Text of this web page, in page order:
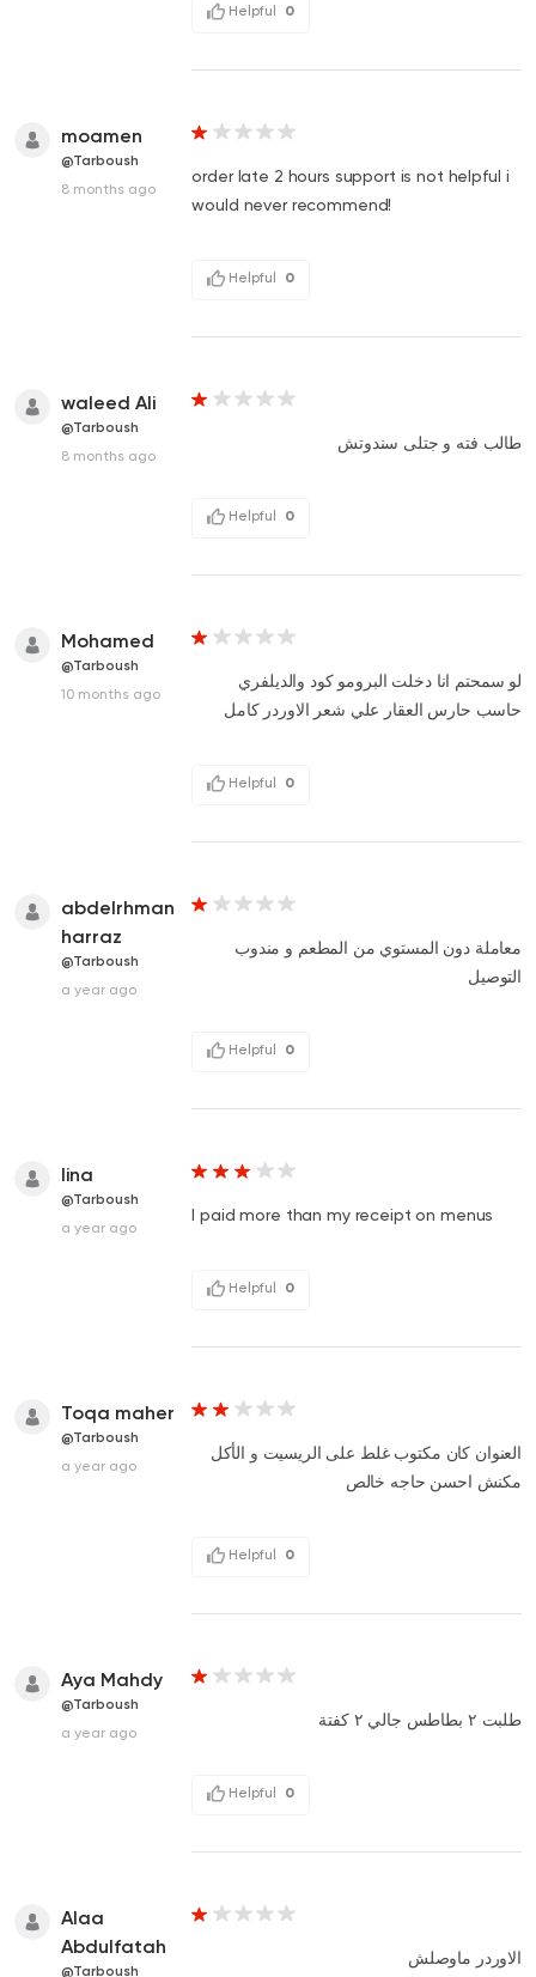
Helpful 0
moamen
@Tarboush
8 months ago
order late 2 hours support is not helpful i
would never recommend!
Helpful 0
waleed Ali
@Tarboush
8 months ago
طالب فته و جتلى سندوتش
Helpful 0
Mohamed
@Tarboush
10 months ago
لو سمحتم انا دخلت البرومو كود والديلفري
حاسب حارس العقار علي شعر الاوردر كامل
Helpful 0
abdelrhman
harraz
@Tarboush
a year ago
معاملة دون المستوي من المطعم و مندوب
التوصيل
Helpful 0
lina
@Tarboush
a year ago
I paid more than my receipt on menus
Helpful 0
Toqa maher
@Tarboush
a year ago
العنوان كان مكتوب غلط على الريسيت و الأكل
مكنش احسن حاجه خالص
Helpful 0
Aya Mahdy
@Tarboush
a year ago
طلبت ٢ بطاطس جالي ٢ كفتة
Helpful 0
Alaa
Abdulfatah
@Tarboush
الاوردر ماوصلش